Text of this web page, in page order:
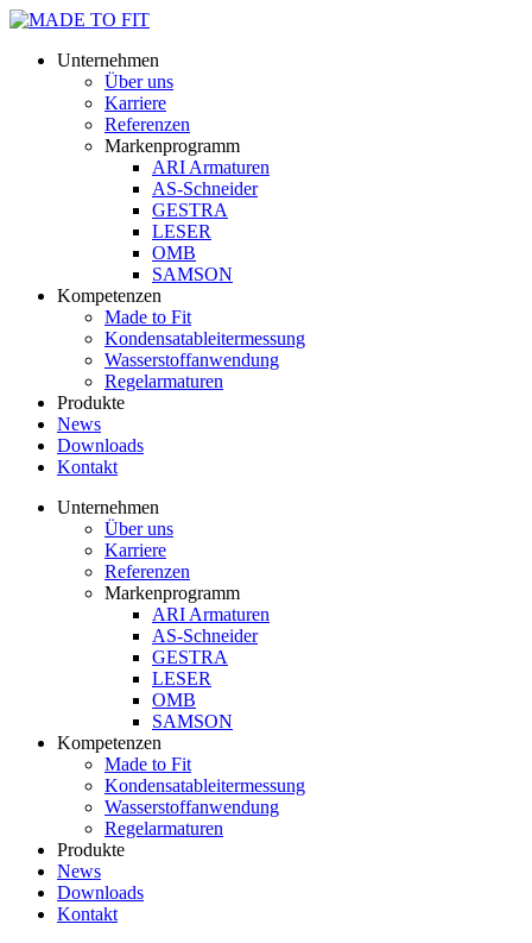
Unternehmen
Über uns
Karriere
Referenzen
Markenprogramm
ARI Armaturen
AS-Schneider
GESTRA
LESER
OMB
SAMSON
Kompetenzen
Made to Fit
Kondensat­ableiter­messung
Wasserstoff­anwendung
Regel­arma­turen
Produkte
News
Downloads
Kontakt
Unternehmen
Über uns
Karriere
Referenzen
Markenprogramm
ARI Armaturen
AS-Schneider
GESTRA
LESER
OMB
SAMSON
Kompetenzen
Made to Fit
Kondensat­ableiter­messung
Wasserstoff­anwendung
Regel­arma­turen
Produkte
News
Downloads
Kontakt